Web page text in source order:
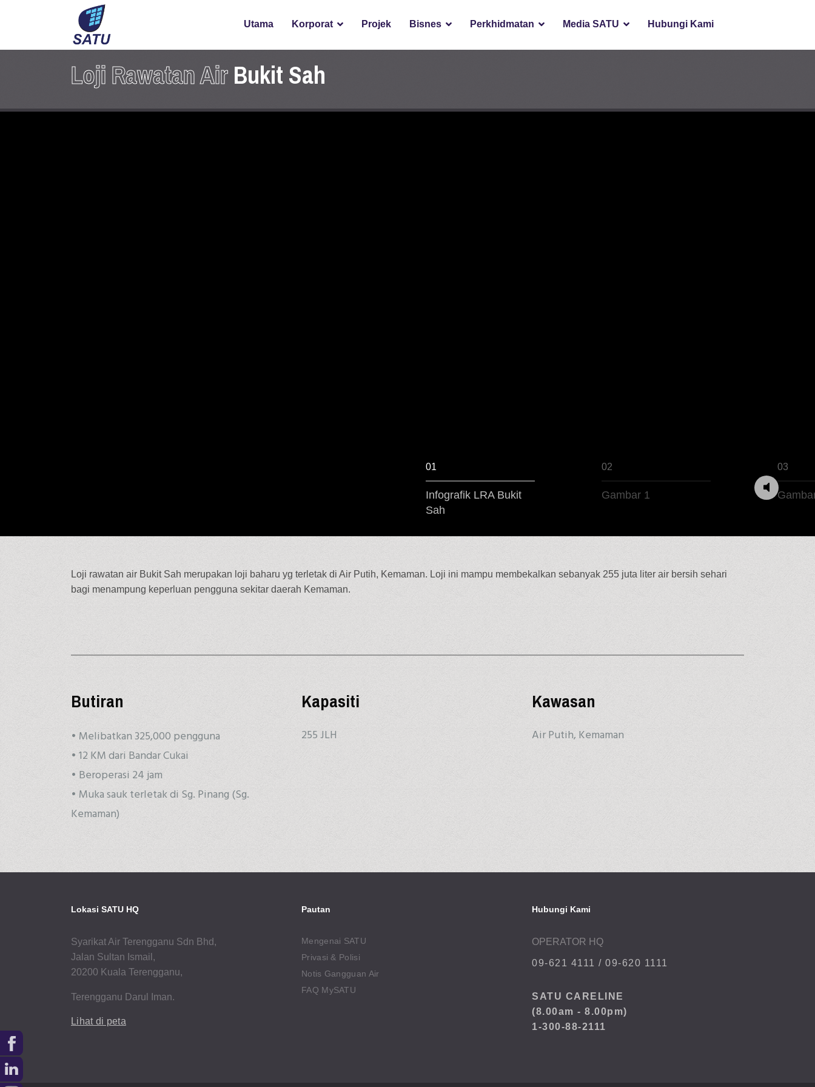
Utama Korporat Projek Bisnes Perkhidmatan Media SATU Hubungi Kami
Loji Rawatan Air Bukit Sah
01
Infografik LRA Bukit
Sah
02
Gambar 1
03
Loji rawatan air Bukit Sah merupakan loji baharu yg terletak di Air Putih, Kemaman. Loji ini mampu membekalkan sebanyak 255 juta liter air bersih sehari
bagi menampung keperluan pengguna sekitar daerah Kemaman.
Butiran
• Melibatkan 325,000 pengguna
• 12 KM dari Bandar Cukai
• Beroperasi 24 jam
• Muka sauk terletak di Sg. Pinang (Sg.
Kemaman)
Kapasiti
255 JLH
Kawasan
Air Putih, Kemaman
Lokasi SATU HQ
Syarikat Air Terengganu Sdn Bhd,
Jalan Sultan Ismail,
20200 Kuala Terengganu,
Terengganu Darul Iman.
Lihat di peta
Pautan
Mengenai SATU
Privasi & Polisi
Notis Gangguan Air
FAQ MySATU
Hubungi Kami
OPERATOR HQ
09-621 4111 / 09-620 1111
SATU CARELINE
(8.00am - 8.00pm)
1-300-88-2111